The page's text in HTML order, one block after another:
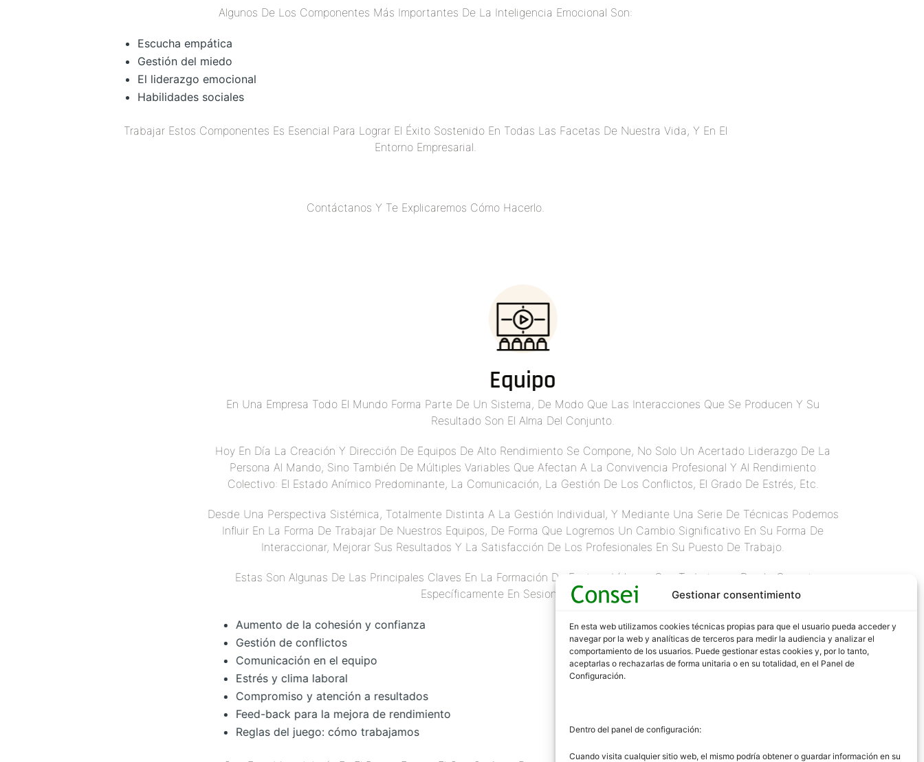
Gestionar consentimiento
En esta web utilizamos cookies técnicas propias para que el usuario pueda acceder y
navegar por la web y analíticas de terceros para medir la audiencia y analizar el
comportamiento de los usuarios. Puede gestionar estas cookies y, por lo tanto,
aceptarlas o rechazarlas de forma unitaria o en su totalidad, en el Panel de
Configuración.
Dentro del panel de configuración:
Cuando visita cualquier sitio web, el mismo podría obtener o guardar información en su
Algunos De Los Componentes Más Importantes De La Inteligencia Emocional Son:
Escucha empática
Gestión del miedo
El liderazgo emocional
Habilidades sociales
Trabajar Estos Componentes Es Esencial Para Lograr El Éxito Sostenido En Todas Las Facetas De Nuestra Vida, Y En El
Entorno Empresarial.
Contáctanos Y Te Explicaremos Cómo Hacerlo.
Equipo
En Una Empresa Todo El Mundo Forma Parte De Un Sistema, De Modo Que Las Interacciones Que Se Producen Y Su
Resultado Son El Alma Del Conjunto.
Hoy En Día La Creación Y Dirección De Equipos De Alto Rendimiento Se Compone, No Solo Un Acertado Liderazgo De La
Persona Al Mando, Sino También De Múltiples Variables Que Afectan A La Convivencia Profesional Y Al Rendimiento
Colectivo: El Estado Anímico Predominante, La Comunicación, La Gestión De Los Conflictos, El Grado De Estrés, Etc.
Desde Una Perspectiva Sistémica, Totalmente Distinta A La Gestión Individual, Y Mediante Una Serie De Técnicas Podemos
Influir En La Forma De Trabajar De Nuestros Equipos, De Forma Que Logremos Un Cambio Significativo En Su Forma De
Interaccionar, Mejorar Sus Resultados Y La Satisfacción De Los Profesionales En Su Puesto De Trabajo.
Estas Son Algunas De Las Principales Claves En La Formación De Equipos Líderes, Que Trabajamos Desde Consei
Específicamente En Sesiones De Equipo:
Aumento de la cohesión y confianza
Gestión de conflictos
Comunicación en el equipo
Estrés y clima laboral
Compromiso y atención a resultados
Feed-back para la mejora de rendimiento
Reglas del juego: cómo trabajamos